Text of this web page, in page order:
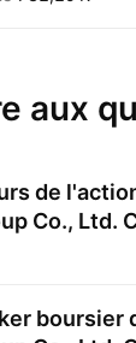
aux
de
Co., Ltd.
boursier